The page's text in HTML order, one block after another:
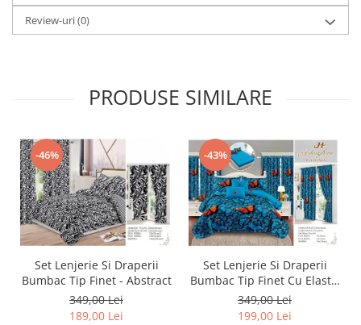
Review-uri(0)
PRODUSE SIMILARE
-46%
Set Lenjerie Si Draperii
Bumbac Tip Finet - Abstract
349,00 Lei
189,00 Lei
-43%
Set Lenjerie Si Draperii
Bumbac Tip Finet Cu Elastic
- Dansul Fluturilor
349,00 Lei
199,00 Lei